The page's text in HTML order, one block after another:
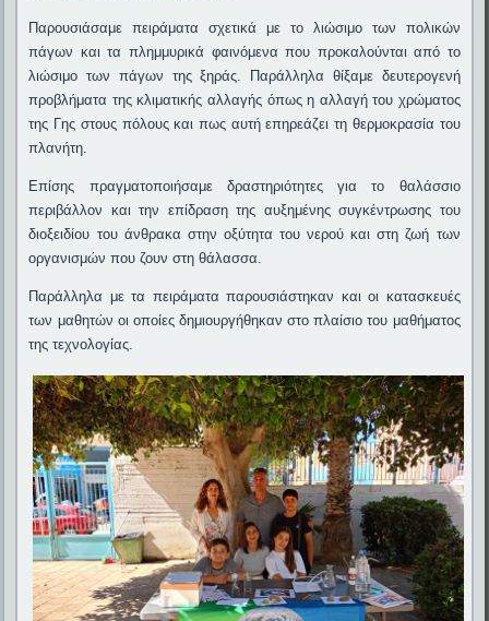
Παρουσιάσαμε πειράματα σχετικά με το λιώσιμο των πολικών
πάγων και τα πλημμυρικά φαινόμενα που προκαλούνται από το
λιώσιμο των πάγων της ξηράς. Παράλληλα θίξαμε δευτερογενή
προβλήματα της κλιματικής αλλαγής όπως η αλλαγή του χρώματος
της Γης στους πόλους και πως αυτή επηρεάζει τη θερμοκρασία του
πλανήτη.
Επίσης πραγματοποιήσαμε δραστηριότητες για το θαλάσσιο
περιβάλλον και την επίδραση της αυξημένης συγκέντρωσης του
διοξειδίου του άνθρακα στην οξύτητα του νερού και στη ζωή των
οργανισμών που ζουν στη θάλασσα.
Παράλληλα με τα πειράματα παρουσιάστηκαν και οι κατασκευές
των μαθητών οι οποίες δημιουργήθηκαν στο πλαίσιο του μαθήματος
της τεχνολογίας.